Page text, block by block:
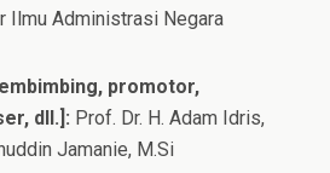
Ilmu Administrasi Negara
promotor,
dll.]: Prof. Dr. H. Adam Idris,
Jamanie, M.Si